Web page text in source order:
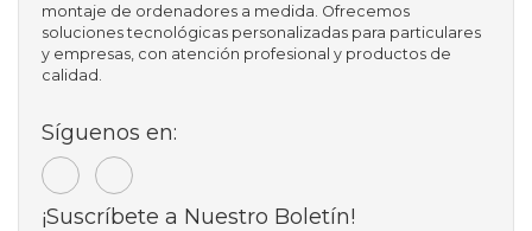
montaje de ordenadores a medida. Ofrecemos
soluciones tecnológicas personalizadas para particulares
y empresas, con atención profesional y productos de
calidad.
Síguenos en:
¡Suscríbete a Nuestro Boletín!